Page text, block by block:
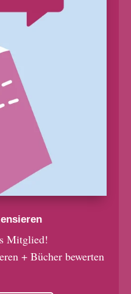
Mitglied!
+ Bücher bewerten